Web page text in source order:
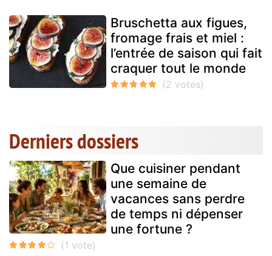
Bruschetta aux figues,
fromage frais et miel :
l’entrée de saison qui fait
craquer tout le monde
Derniers dossiers
Que cuisiner pendant
une semaine de
vacances sans perdre
de temps ni dépenser
une fortune ?